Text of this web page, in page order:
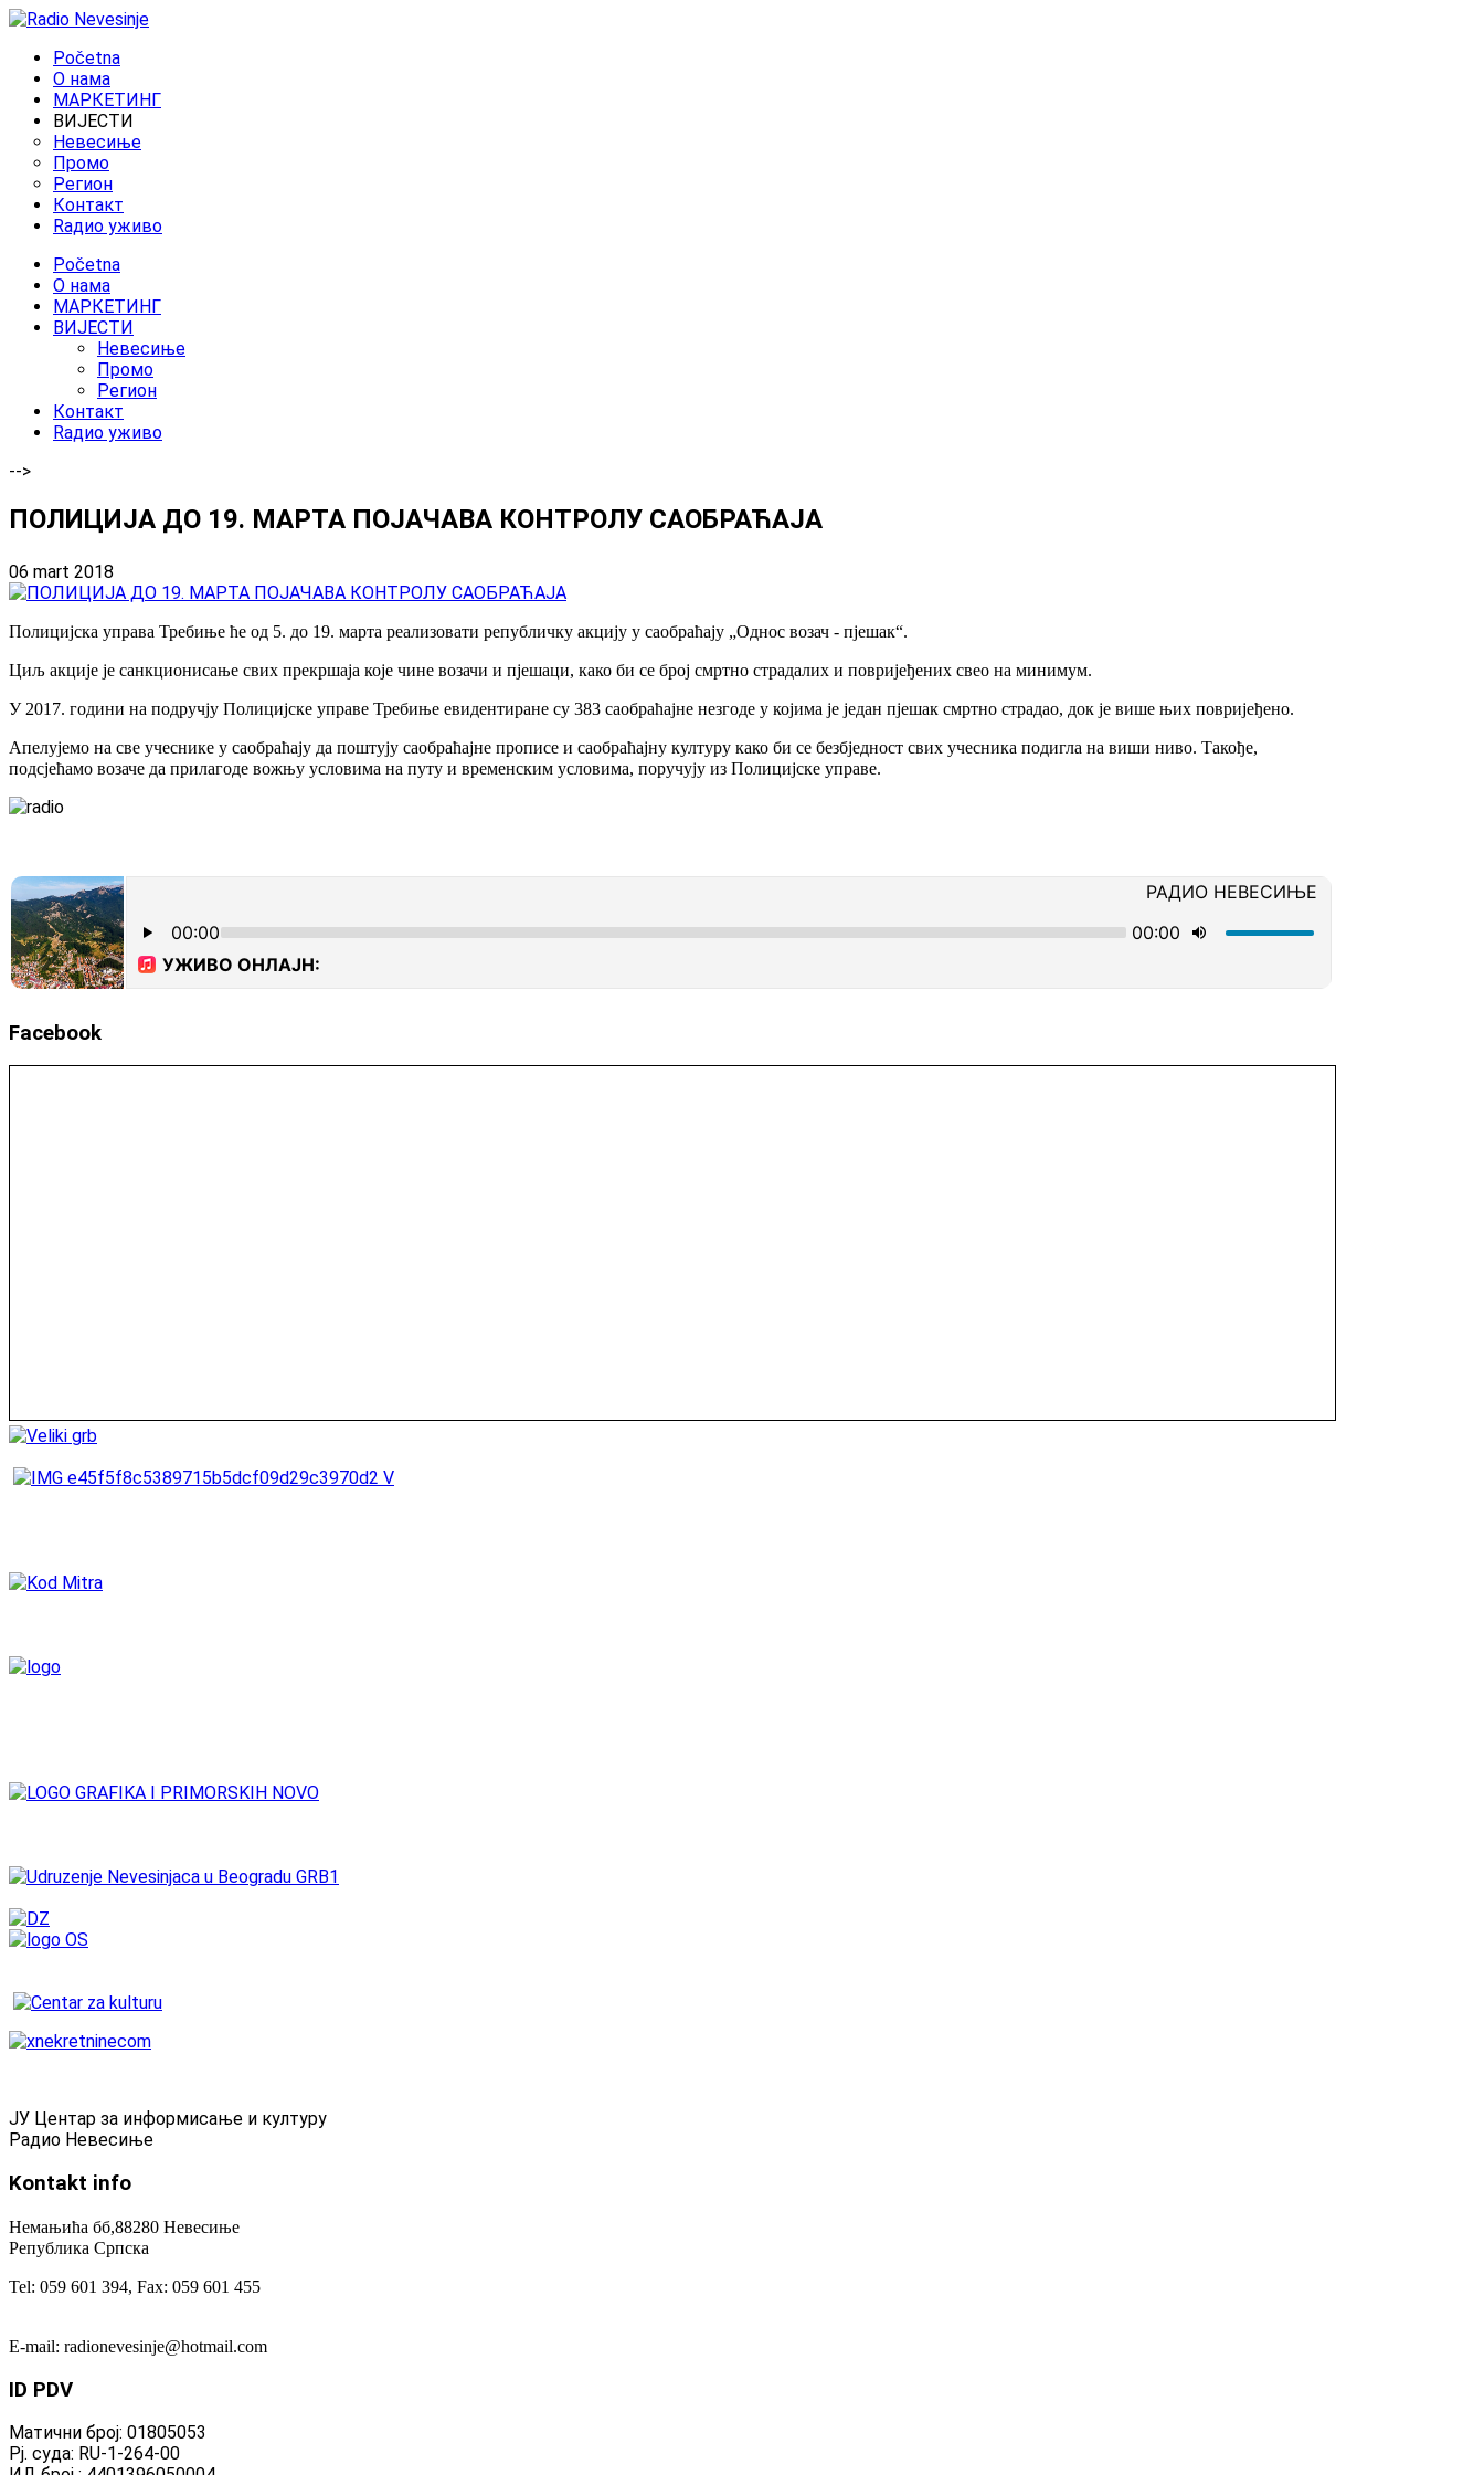
Početna
O нама
МАРКЕТИНГ
ВИЈЕСТИ
Невесиње
Промо
Регион
Контакт
Rадио уживо
Početna
O нама
МАРКЕТИНГ
ВИЈЕСТИ
Невесиње
Промо
Регион
Контакт
Rадио уживо
-->
ПОЛИЦИЈА ДО 19. МАРТА ПОЈАЧАВА КОНТРОЛУ САОБРАЋАЈА
06 mart 2018
Полицијска управа Требиње ће од 5. до 19. марта реализовати републичку акцију у саобраћају „Однос возач - пјешак“.
Циљ акције је санкционисање свих прекршаја које чине возачи и пјешаци, како би се број смртно страдалих и повријеђених свео на минимум.
У 2017. години на подручју Полицијске управе Требиње евидентиране су 383 саобраћајне незгоде у којима је један пјешак смртно страдао, док је више њих повријеђено.
Апелујемо на све учеснике у саобраћају да поштују саобраћајне прописе и саобраћајну културу како би се безбједност свих учесника подигла на виши ниво. Такође,
подсјећамо возаче да прилагоде вожњу условима на путу и временским условима, поручују из Полицијске управе.
Facebook
ЈУ Центар за информисање и културу
Радио Невесиње
Kontakt info
Немањића бб,88280 Невесиње
Република Српска
Tel: 059 601 394, Fax: 059 601 455
E-mail: radionevesinje@hotmail.com
ID PDV
Матични број: 01805053
Рј. суда: RU-1-264-00